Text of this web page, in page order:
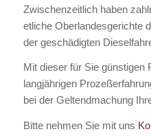
Zwischenzeitlich haben
etliche Oberlandesgerichte
der geschädigten
Mit dieser für Sie günstigen
langjährigen
bei der Geltendmachung
Bitte nehmen Sie mit uns